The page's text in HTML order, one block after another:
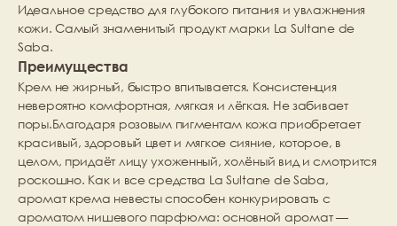
Идеальное средство для глубокого питания и увлажнения
кожи. Самый знаменитый продукт марки La Sultane de
Saba.
Преимущества
Крем не жирный, быстро впитывается. Консистенция
невероятно комфортная, мягкая и лёгкая. Не забивает
поры.Благодаря розовым пигментам кожа приобретает
красивый, здоровый цвет и мягкое сияние, которое, в
целом, придаёт лицу ухоженный, холёный вид и смотрится
роскошно. Как и все средства La Sultane de Saba,
аромат крема невесты способен конкурировать с
ароматом нишевого парфюма: основной аромат —